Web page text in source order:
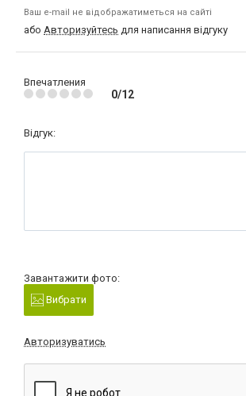
Ваш e-mail не відображатиметься на сайті
або Авторизуйтесь для написання відгуку
Впечатления
0/12
Відгук:
Завантажити фото:
Вибрати
Авторизуватись